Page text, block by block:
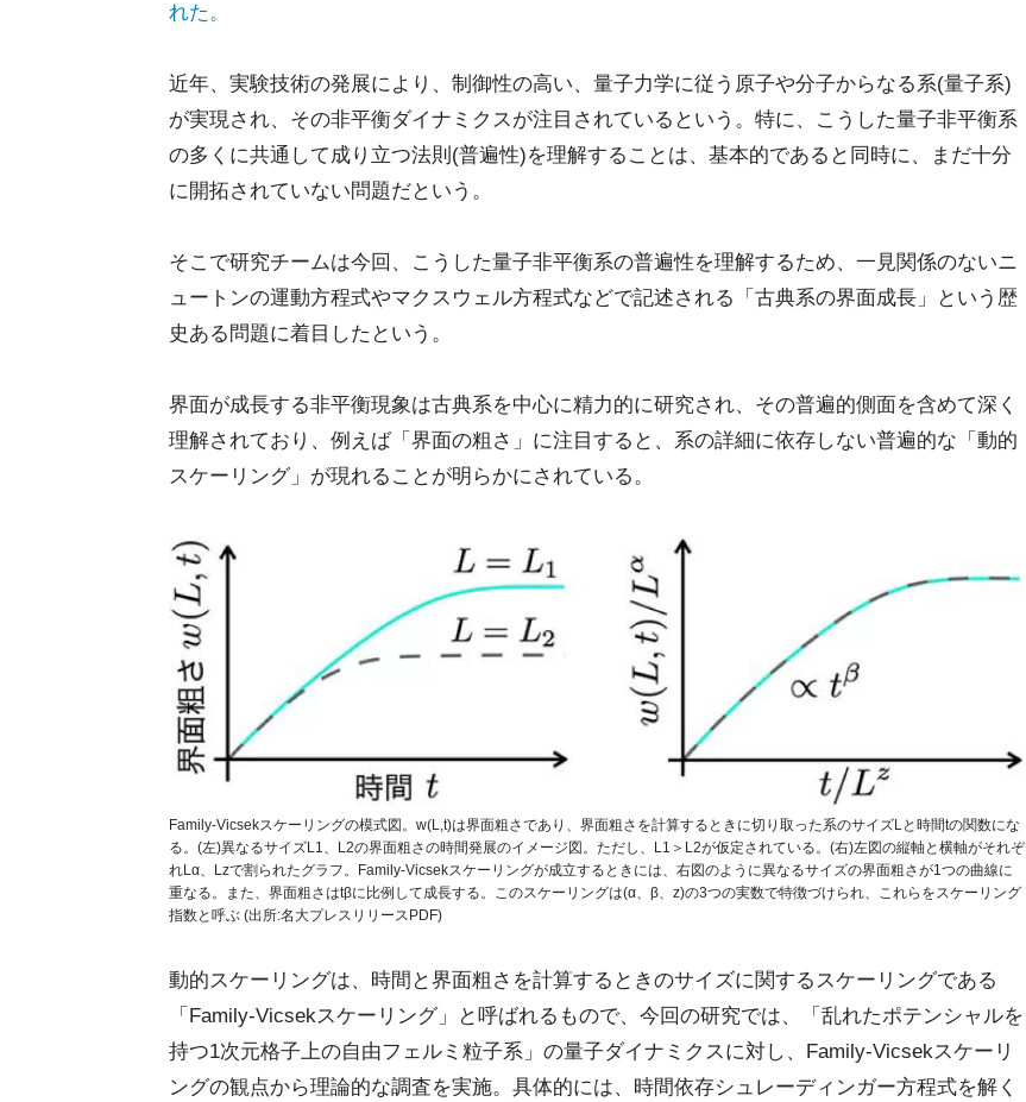
れた。
近年、実験技術の発展により、制御性の高い、量子力学に従う原子や分子からなる系(量子系)
が実現され、その非平衡ダイナミクスが注目されているという。特に、こうした量子非平衡系
の多くに共通して成り立つ法則(普遍性)を理解することは、基本的であると同時に、まだ十分
に開拓されていない問題だという。
そこで研究チームは今回、こうした量子非平衡系の普遍性を理解するため、一見関係のないニ
ュートンの運動方程式やマクスウェル方程式などで記述される「古典系の界面成長」という歴
史ある問題に着目したという。
界面が成長する非平衡現象は古典系を中心に精力的に研究され、その普遍的側面を含めて深く
理解されており、例えば「界面の粗さ」に注目すると、系の詳細に依存しない普遍的な「動的
スケーリング」が現れることが明らかにされている。
Family-Vicsekスケーリングの模式図。w(L,t)は界面粗さであり、界面粗さを計算するときに切り取った系のサイズLと時間tの関数にな
る。(左)異なるサイズL1、L2の界面粗さの時間発展のイメージ図。ただし、L1＞L2が仮定されている。(右)左図の縦軸と横軸がそれぞ
れLα、Lzで割られたグラフ。Family-Vicsekスケーリングが成立するときには、右図のように異なるサイズの界面粗さが1つの曲線に
重なる。また、界面粗さはtβに比例して成長する。このスケーリングは(α、β、z)の3つの実数で特徴づけられ、これらをスケーリング
指数と呼ぶ (出所:名大プレスリリースPDF)
動的スケーリングは、時間と界面粗さを計算するときのサイズに関するスケーリングである
「Family-Vicsekスケーリング」と呼ばれるもので、今回の研究では、「乱れたポテンシャルを
持つ1次元格子上の自由フェルミ粒子系」の量子ダイナミクスに対し、Family-Vicsekスケーリ
ングの観点から理論的な調査を実施。具体的には、時間依存シュレーディンガー方程式を解く